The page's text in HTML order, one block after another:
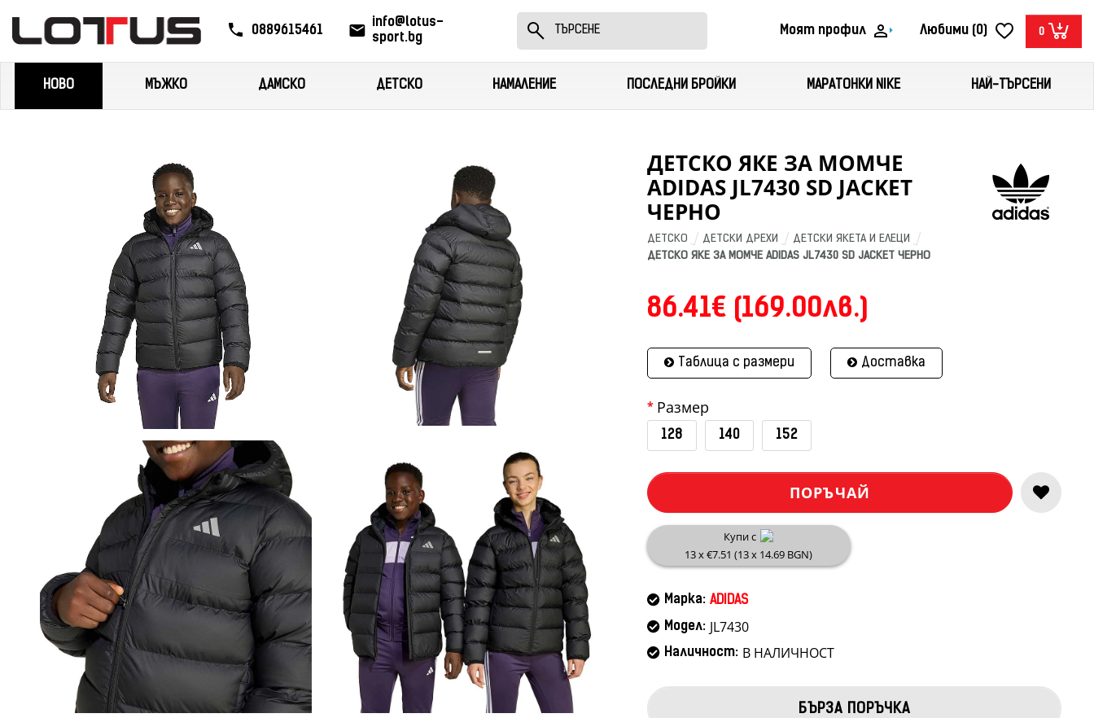
0889615461
info@lotus-
sport.bg
Моят профил Любими (0) 0
НОВО МЪЖКО ДАМСКО ДЕТСКО НАМАЛЕНИЕ ПОСЛЕДНИ БРОЙКИ МАРАТОНКИ NIKE НАЙ-ТЪРСЕНИ
ДЕТСКО ЯКЕ ЗА МОМЧЕ
ADIDAS JL7430 SD JACKET
ЧЕРНО
ДЕТСКО ДЕТСКИ ДРЕХИ
ДЕТСКИ ЯКЕТА И ЕЛЕЦИ
ДЕТСКО ЯКЕ ЗА МОМЧЕ ADIDAS JL7430 SD JACKET ЧЕРНО
86.41€ (169.00лв.)
Таблица с размери Доставка
Размер
128 140 152
ПОРЪЧАЙ
Купи с
13 x €7.51 (13 x 14.69 BGN)
Марка: ADIDAS
Модел: JL7430
Наличност: В НАЛИЧНОСТ
БЪРЗА ПОРЪЧКА